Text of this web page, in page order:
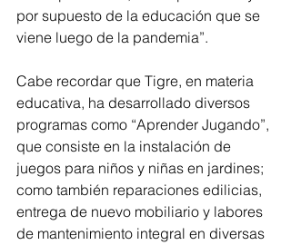
por supuesto de la educación que se
viene luego de la pandemia”.
Cabe recordar que Tigre, en materia
educativa, ha desarrollado diversos
programas como “Aprender Jugando”,
que consiste en la instalación de
juegos para niños y niñas en jardines;
como también reparaciones edilicias,
entrega de nuevo mobiliario y labores
de mantenimiento integral en diversas